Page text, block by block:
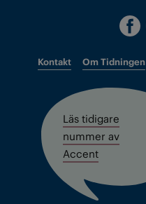
Kontakt Om Tidningen
Läs tidigare
nummer av
Accent